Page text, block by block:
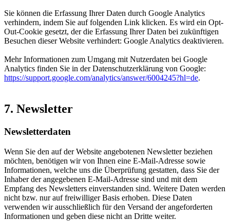
Sie können die Erfassung Ihrer Daten durch Google Analytics
verhindern, indem Sie auf folgenden Link klicken. Es wird ein Opt-
Out-Cookie gesetzt, der die Erfassung Ihrer Daten bei zukünftigen
Besuchen dieser Website verhindert: Google Analytics deaktivieren.
Mehr Informationen zum Umgang mit Nutzerdaten bei Google
Analytics finden Sie in der Datenschutzerklärung von Google:
https://support.google.com/analytics/answer/6004245?hl=de.
7. Newsletter
Newsletterdaten
Wenn Sie den auf der Website angebotenen Newsletter beziehen
möchten, benötigen wir von Ihnen eine E-Mail-Adresse sowie
Informationen, welche uns die Überprüfung gestatten, dass Sie der
Inhaber der angegebenen E-Mail-Adresse sind und mit dem
Empfang des Newsletters einverstanden sind. Weitere Daten werden
nicht bzw. nur auf freiwilliger Basis erhoben. Diese Daten
verwenden wir ausschließlich für den Versand der angeforderten
Informationen und geben diese nicht an Dritte weiter.